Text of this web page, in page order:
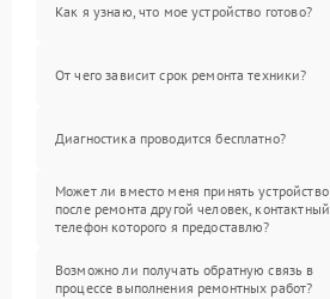
Как я узнаю, что мое устройство готово?
От чего зависит срок ремонта техники?
Диагностика проводится бесплатно?
Может ли вместо меня принять устройство
после ремонта другой человек, контактный
телефон которого я предоставлю?
Возможно ли получать обратную связь в
процессе выполнения ремонтных работ?